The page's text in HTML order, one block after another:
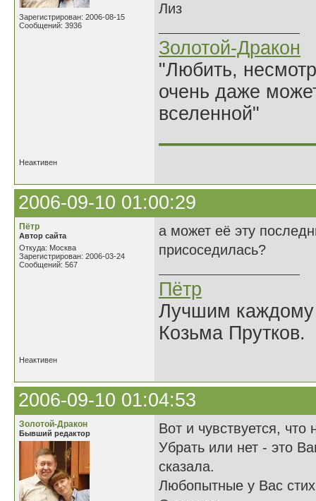
Зарегистрирован: 2006-08-15
Сообщений: 3936
Лиз
Золотой-Дракон
"Любить,
очень даже
вселенной"
Неактивен
2006-09-10 01:00:29
Пётр
Автор сайта
Откуда: Москва
Зарегистрирован: 2006-03-24
Сообщений: 567
а может её эту
присоседилась?
Пётр
Лучшим каждому
Козьма Прутков.
Неактивен
2006-09-10 01:04:53
Золотой-Дракон
Бывший редактор
Вот и чувствуется,
Убрать или нет - это
сказала.
Любопытные у Вас